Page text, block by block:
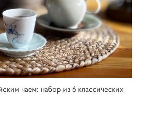
чаем: набор из 6 классических